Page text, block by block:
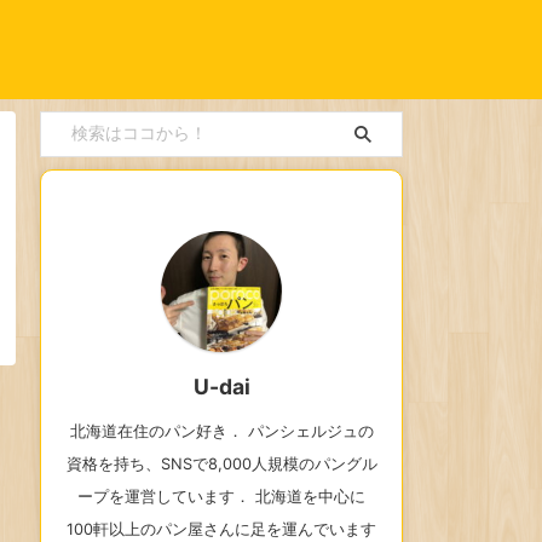
U-dai
北海道在住のパン好き． パンシェルジュの
資格を持ち、SNSで8,000人規模のパングル
ープを運営しています． 北海道を中心に
100軒以上のパン屋さんに足を運んでいます